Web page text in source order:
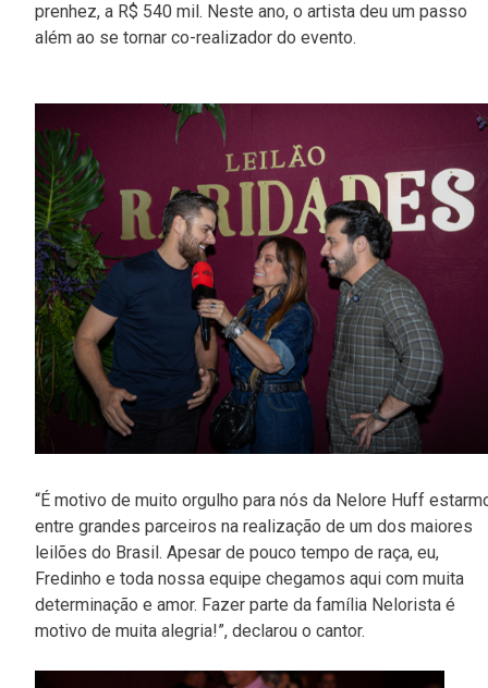
prenhez, a R$ 540 mil. Neste ano, o artista deu um passo
além ao se tornar co-realizador do evento.
“É motivo de muito orgulho para nós da Nelore Huff
entre grandes parceiros na realização de um dos maiores
leilões do Brasil. Apesar de pouco tempo de raça, eu,
Fredinho e toda nossa equipe chegamos aqui com muita
determinação e amor. Fazer parte da família Nelorista é
motivo de muita alegria!”, declarou o cantor.